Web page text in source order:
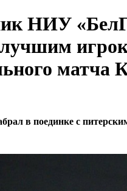
НИУ
матча
в поединке с